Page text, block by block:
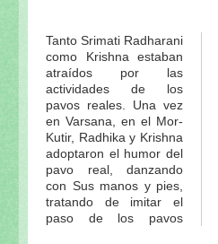
Tanto Srimati Radharani
como Krishna estaban
atraídos por las
actividades de los
pavos reales. Una vez
en Varsana, en el Mor-
Kutir, Radhika y Krishna
adoptaron el humor del
pavo real, danzando
con Sus manos y pies,
tratando de imitar el
paso de los pavos